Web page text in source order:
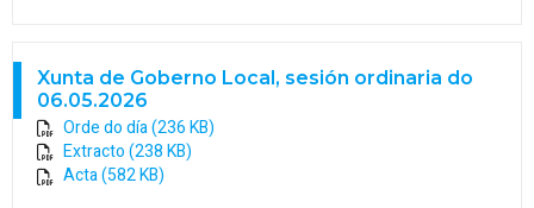
Xunta de Goberno Local, sesión ordinaria do
06.05.2026
Orde do día (236 KB)
Extracto (238 KB)
Acta (582 KB)